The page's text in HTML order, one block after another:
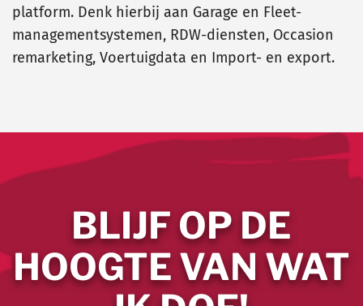
platform. Denk hierbij aan Garage en Fleet-
managementsystemen, RDW-diensten, Occasion
remarketing, Voertuigdata en Import- en export.
BLIJF OP DE
HOOGTE VAN WAT